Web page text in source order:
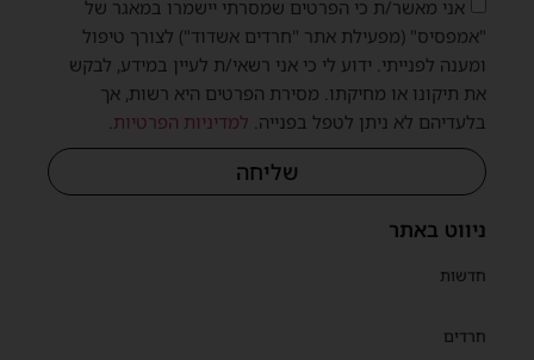
ניווט באתר
חדשות
חרדים
אני מאשר/ת כי הפרטים שמסרתי יישמרו במאגר של
"אמפסיס" (מפעילת אתר "חרדים אשדוד") לצורך טיפול
ומענה לפנייתי. ידוע לי כי אני רשאי/ת לעיין במידע, לבקש
את תיקונו או מחיקתו. מסירת הפרטים היא רשות, אך
בלעדיהם לא ניתן לטפל בפנייה. למדיניות הפרטיות
שליחה